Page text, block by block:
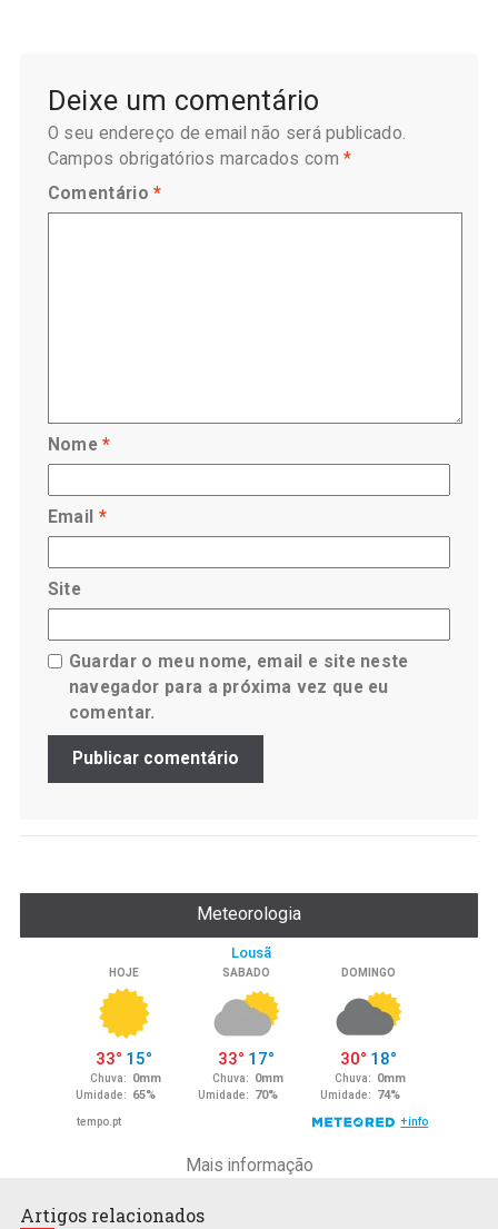
Deixe um comentário
O seu endereço de email não será publicado.
Campos obrigatórios marcados com*
Comentário*
Nome*
Email *
Site
Guardar o meu nome, email e site neste
navegador para a próxima vez que eu
comentar.
Meteorologia
Mais informação
Artigos relacionados